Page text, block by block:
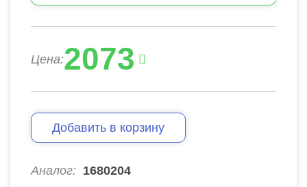
Цена:2073
Добавить в корзину
Аналог: 1680204